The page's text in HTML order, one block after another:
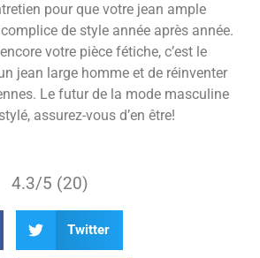
pour que votre jean ample
de style année après année.
votre pièce fétiche, c’est le
jean large homme et de réinventer
Le futur de la mode masculine
assurez-vous d’en être!
4.3/5 (20)
Twitter